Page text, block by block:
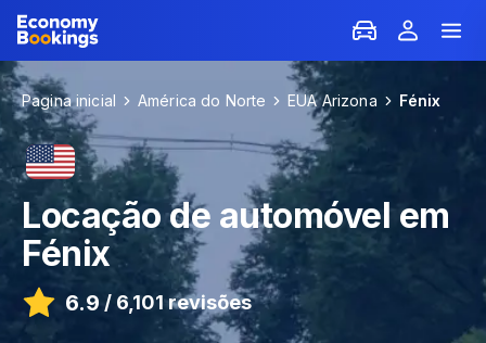
Pagina inicial América do Norte EUA Arizona Fénix
Locação de automóvel em
Fénix
6.9 / 6,101 revisões